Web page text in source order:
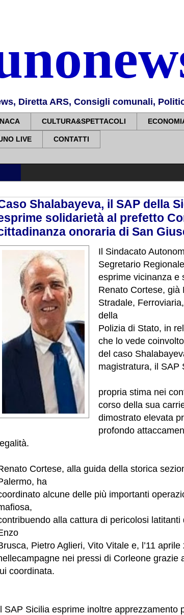
Diretta ARS, Consigli comunali,
CULTURA&SPETTACOLI
LIVE CONTATTI
Shalabayeva, il SAP della
solidarietà al prefetto
onoraria di San
Il Sindacato
Segretario
esprime vicinanza e
Renato Cortese, già
Stradale,
della
Polizia di Stato, in
che lo vede
del caso
magistratura, il SAP
propria stima nei
corso della sua
dimostrato elevata
profondo
Cortese, alla guida della storica
ha
alcune delle più importanti
alla cattura di pericolosi
Pietro Aglieri, Vito Vitale e, l’11
nei pressi di Corleone
coordinata.
SAP Sicilia esprime inoltre apprezzamento